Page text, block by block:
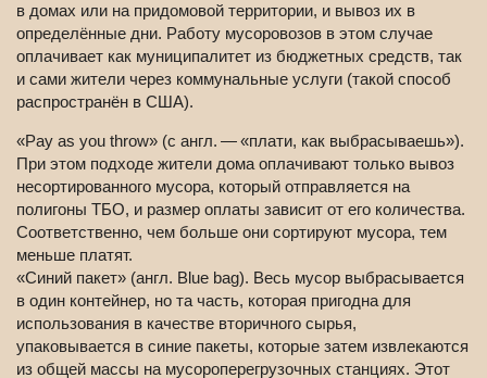
в домах или на придомовой территории, и вывоз их в
определённые дни. Работу мусоровозов в этом случае
оплачивает как муниципалитет из бюджетных средств, так
и сами жители через коммунальные услуги (такой способ
распространён в США).
«Pay as you throw» (с англ. — «плати, как выбрасываешь»).
При этом подходе жители дома оплачивают только вывоз
несортированного мусора, который отправляется на
полигоны ТБО, и размер оплаты зависит от его количества.
Соответственно, чем больше они сортируют мусора, тем
меньше платят.
«Синий пакет» (англ. Blue bag). Весь мусор выбрасывается
в один контейнер, но та часть, которая пригодна для
использования в качестве вторичного сырья,
упаковывается в синие пакеты, которые затем извлекаются
из общей массы на мусороперегрузочных станциях. Этот